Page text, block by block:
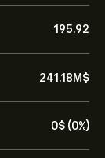
195.92
241.18M‎$‎
0‎$‎ (0%)